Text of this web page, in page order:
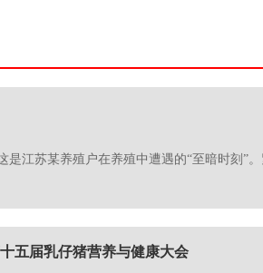
江苏某养殖户在养殖中遭遇的“至暗时刻”
五届乳仔猪营养与健康大会